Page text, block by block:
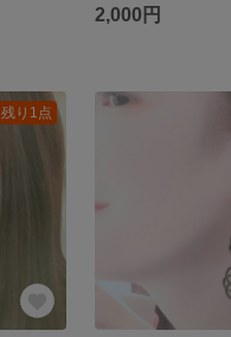
2,000円
残り1点